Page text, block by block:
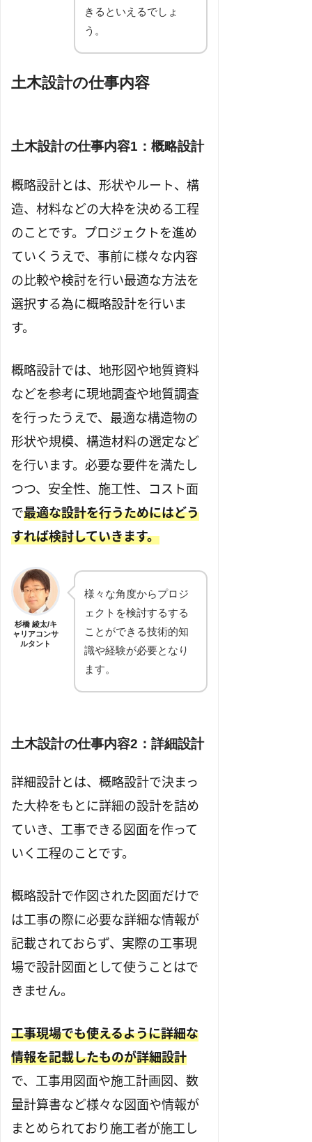
きるといえるでしょ
う。
土木設計の仕事内容
土木設計の仕事内容1：概略設計
概略設計とは、形状やルート、構
造、材料などの大枠を決める工程
のことです。プロジェクトを進め
ていくうえで、事前に様々な内容
の比較や検討を行い最適な方法を
選択する為に概略設計を行いま
す。
概略設計では、地形図や地質資料
などを参考に現地調査や地質調査
を行ったうえで、最適な構造物の
形状や規模、構造材料の選定など
を行います。必要な要件を満たし
つつ、安全性、施工性、コスト面
で最適な設計を行うためにはどう
すれば検討していきます。
杉橋 綾太/キ
ャリアコンサ
ルタント
様々な角度からプロジ
ェクトを検討するする
ことができる技術的知
識や経験が必要となり
ます。
土木設計の仕事内容2：詳細設計
詳細設計とは、概略設計で決まっ
た大枠をもとに詳細の設計を詰め
ていき、工事できる図面を作って
いく工程のことです。
概略設計で作図された図面だけで
は工事の際に必要な詳細な情報が
記載されておらず、実際の工事現
場で設計図面として使うことはで
きません。
工事現場でも使えるように詳細な
情報を記載したものが詳細設計
で、工事用図面や施工計画図、数
量計算書など様々な図面や情報が
まとめられており施工者が施工し